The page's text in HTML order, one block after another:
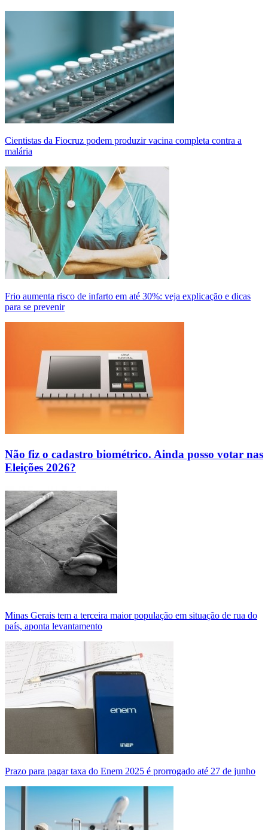
Cientistas da Fiocruz podem produzir vacina completa contra a
malária
Frio aumenta risco de infarto em até 30%: veja explicação e dicas
para se prevenir
Não fiz o cadastro biométrico. Ainda posso votar nas
Eleições 2026?
Minas Gerais tem a terceira maior população em situação de rua do
país, aponta levantamento
Prazo para pagar taxa do Enem 2025 é prorrogado até 27 de junho